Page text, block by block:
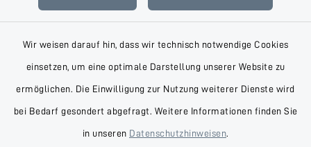
Wir weisen darauf hin, dass wir technisch notwendige Cookies
einsetzen, um eine optimale Darstellung unserer Website zu
ermöglichen. Die Einwilligung zur Nutzung weiterer Dienste wird
bei Bedarf gesondert abgefragt. Weitere Informationen finden Sie
in unseren Datenschutzhinweisen.
Datenschutz
Impressum
Sitemap